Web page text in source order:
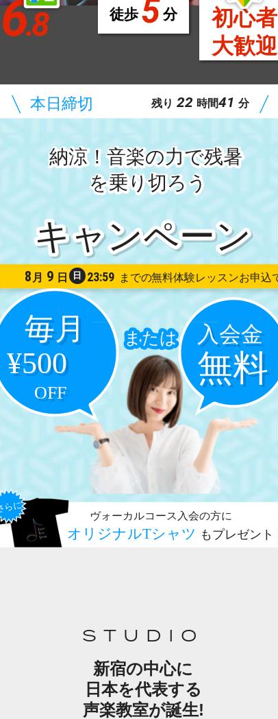
6.8 徒歩 5分
初心者
大歓迎
納涼！音楽の力で残暑
を乗り切ろう
8 月 9 日 日 23:59
残り 22 時間41 分
STUDIO
新宿の中心に
日本を代表する
声楽教室が誕生!